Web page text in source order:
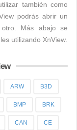
también como
podrás abrir un
Más abajo se
utilizando XnView.
ARW B3D
BMP BRK
CAN CE